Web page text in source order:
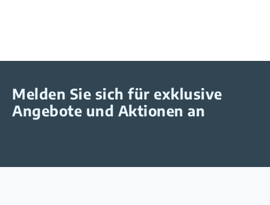
Melden Sie sich für exklusive
Angebote und Aktionen an